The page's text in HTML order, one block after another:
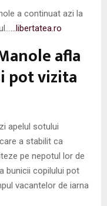
a continuat azi la
…libertatea.ro
afla
pot vizita
apelul sotului
a stabilit ca
pe nepotul lor de
bunicii copilului pot
vacantelor de iarna